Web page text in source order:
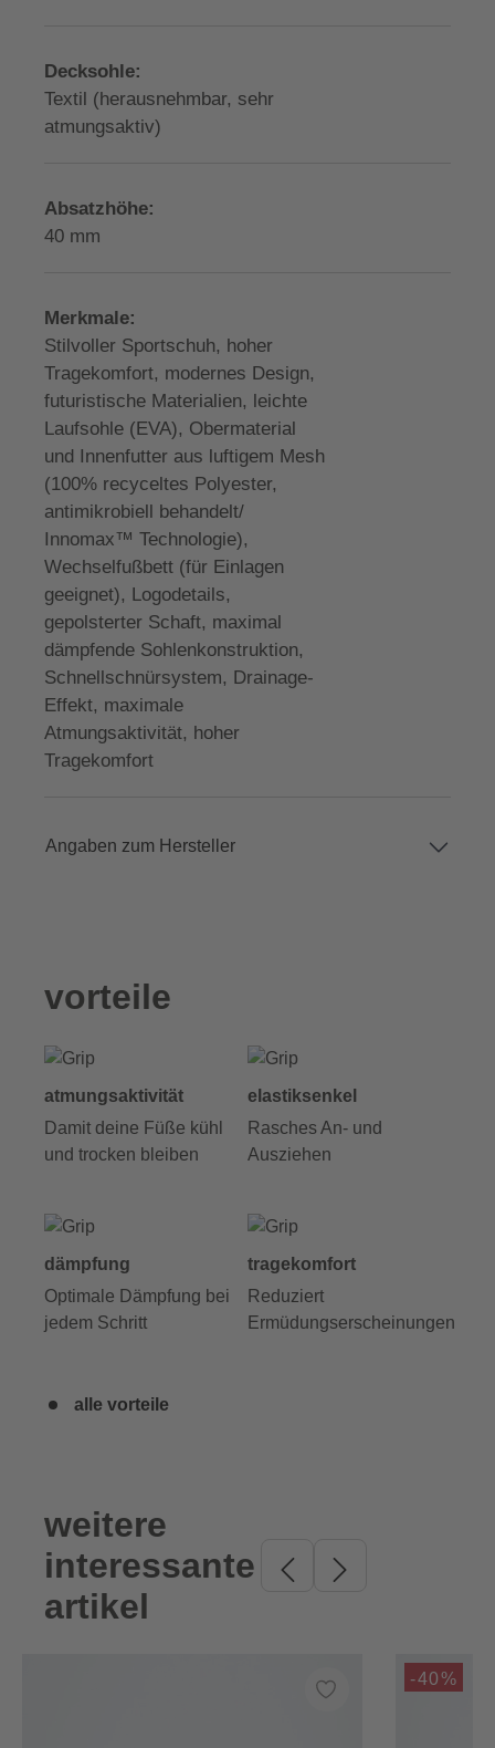
Decksohle:
Textil (herausnehmbar, sehr
atmungsaktiv)
Absatzhöhe:
40 mm
Merkmale:
Stilvoller Sportschuh, hoher
Tragekomfort, modernes Design,
futuristische Materialien, leichte
Laufsohle (EVA), Obermaterial
und Innenfutter aus luftigem Mesh
(100% recyceltes Polyester,
antimikrobiell behandelt/
Innomax™ Technologie),
Wechselfußbett (für Einlagen
geeignet), Logodetails,
gepolsterter Schaft, maximal
dämpfende Sohlenkonstruktion,
Schnellschnürsystem, Drainage-
Effekt, maximale
Atmungsaktivität, hoher
Tragekomfort
Angaben zum Hersteller
vorteile
atmungsaktivität
Damit deine Füße kühl
und trocken bleiben
elastiksenkel
Rasches An- und
Ausziehen
dämpfung
Optimale Dämpfung bei
jedem Schritt
tragekomfort
Reduziert
Ermüdungserscheinungen
alle vorteile
Produktgalerie überspringen
weitere
interessante
artikel
-40%